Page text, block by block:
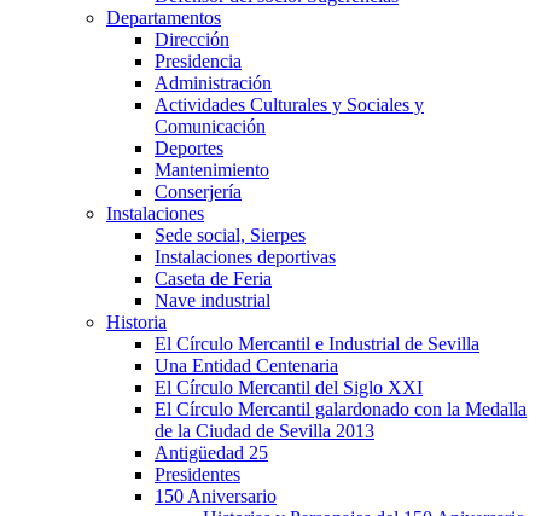
Departamentos
Dirección
Presidencia
Administración
Actividades Culturales y Sociales y
Comunicación
Deportes
Mantenimiento
Conserjería
Instalaciones
Sede social, Sierpes
Instalaciones deportivas
Caseta de Feria
Nave industrial
Historia
El Círculo Mercantil e Industrial de Sevilla
Una Entidad Centenaria
El Círculo Mercantil del Siglo XXI
El Círculo Mercantil galardonado con la Medalla
de la Ciudad de Sevilla 2013
Antigüedad 25
Presidentes
150 Aniversario